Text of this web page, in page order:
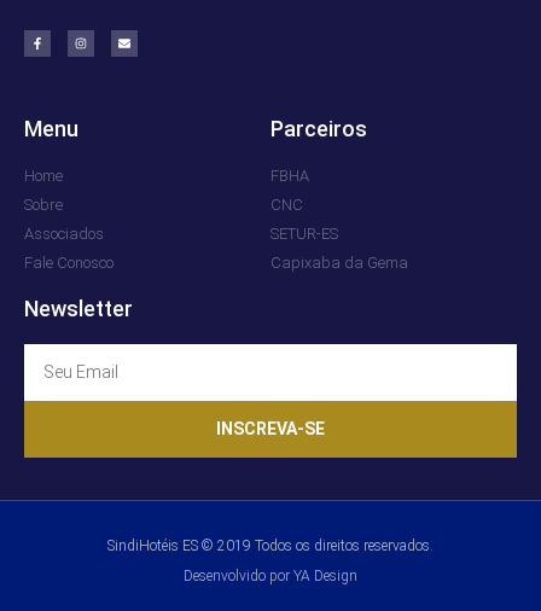
Menu
Home
Sobre
Associados
Fale Conosco
Parceiros
FBHA
CNC
SETUR-ES
Capixaba da Gema
Newsletter
INSCREVA-SE
SindiHotéis ES © 2019 Todos os direitos reservados.
Desenvolvido por YA Design